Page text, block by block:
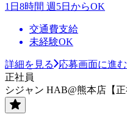
1日8時間 週5日からOK
交通費支給
未経験OK
詳細を見る
応募画面に進む
正社員
シジャン HAB@熊本店【正